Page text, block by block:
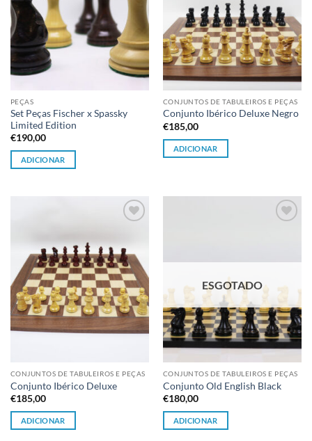
PEÇAS
Set Peças Fischer x Spassky
Limited Edition
€190,00
ADICIONAR
CONJUNTOS DE TABULEIROS E PEÇAS
Conjunto Ibérico Deluxe Negro
€185,00
ADICIONAR
desejos
CONJUNTOS DE TABULEIROS E PEÇAS
Conjunto Ibérico Deluxe
€185,00
ADICIONAR
ESGOTADO
CONJUNTOS DE TABULEIROS E PEÇAS
Conjunto Old English Black
€180,00
ADICIONAR